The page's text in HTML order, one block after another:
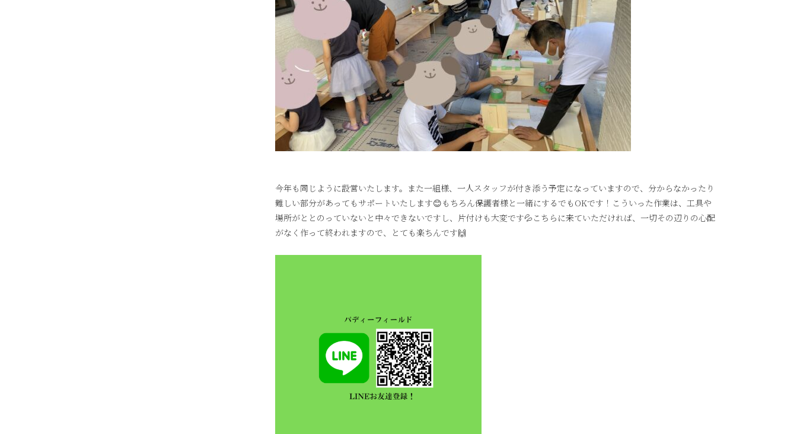
今年も同じように設営いたします。また一組様、一人スタッフが付き添う予定になっていますので、分からなかったり
難しい部分があってもサポートいたします😊もちろん保護者様と一緒にするでもOKです！こういった作業は、工具や
場所がととのっていないと中々できないですし、片付けも大変です💦こちらに来ていただければ、一切その辺りの心配
がなく作って終われますので、とても楽ちんです🙌